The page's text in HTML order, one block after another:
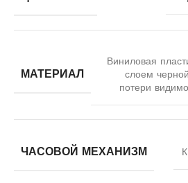
МАТЕРИАЛ
Виниловая
слоем
потери
ЧАСОВОЙ МЕХАНИЗМ